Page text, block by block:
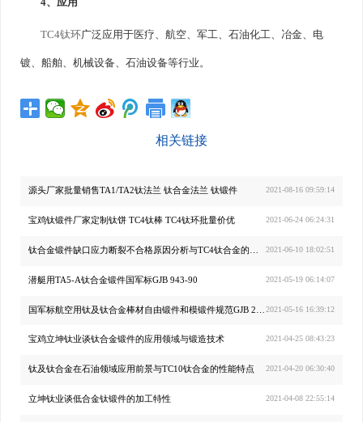
4、应用
TC4钛环广泛应用于医疗、航空、军工、石油化工、冶金、电
镀、船舶、机械设备、石油设备等行业。
相关链接
2021-08-16 09:59:14
源头厂家批量销售TA1/TA2钛法兰 钛合金法兰 钛锻件
2021-06-24 06:24:31
宝鸡钛锻件厂家定制钛饼 TC4钛棒 TC4钛环批量价优
2021-06-10 18:02:51
2021-05-19 06:14:07
潜艇用TA5-A钛合金锻件国军标GJB 943-90
2021-05-16 16:39:12
2021-04-25 08:43:23
宝鸡立坤钛业谈钛合金锻件的应用领域与锻造技术
2021-04-20 06:30:40
钛及钛合金在石油领域应用前景与TC10钛合金的性能特点
2021-04-08 22:55:14
立坤钛业谈低合金钛锻件的加工特性